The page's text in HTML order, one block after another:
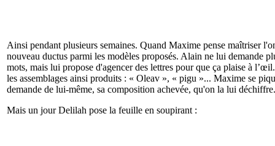
Ainsi pendant plusieurs semaines. Quand Maxime pense maîtriser
nouveau ductus parmi les modèles proposés. Alain ne lui demande
mots, mais lui propose d'agencer des lettres pour que ça plaise à
les assemblages ainsi produits : « Oleav », « pigu »... Maxime se
demande de lui-même, sa composition achevée, qu'on la lui
Mais un jour Delilah pose la feuille en soupirant :